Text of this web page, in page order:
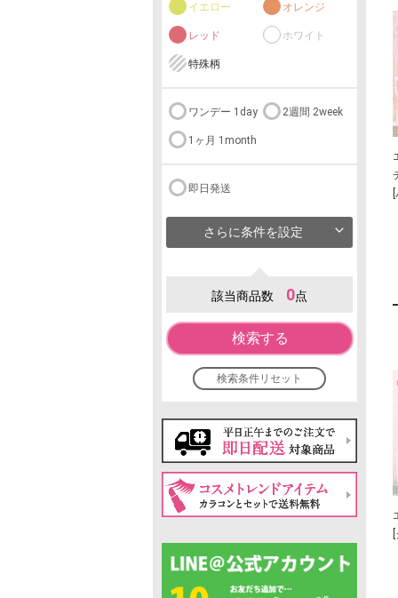
イエロー オレンジ
レッド ホワイト
特殊柄
ワンデー 1day 2週間 2week
1ヶ月 1month
即日発送
さらに条件を設定
該当商品数 0点
検索する
検索条件リセット